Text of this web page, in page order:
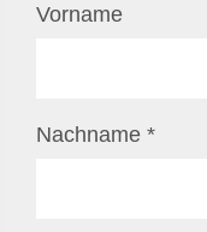
Vorname
Nachname *